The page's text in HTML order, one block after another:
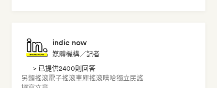
indie now
媒體機構／記者
> 已提供2400則回答
另類搖滾電子搖滾車庫搖滾嘻哈獨立民謠